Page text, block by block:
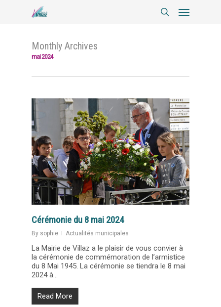
Monthly Archives
mai 2024
Cérémonie du 8 mai 2024
By sophie Actualités municipales
La Mairie de Villaz a le plaisir de vous convier à
la cérémonie de commémoration de l’armistice
du 8 Mai 1945. La cérémonie se tiendra le 8 mai
2024 à...
Read More